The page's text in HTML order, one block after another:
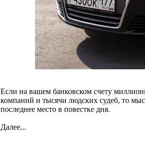
Если на вашем банковском счету
компаний и тысячи людских судеб, то
последнее место в повестке дня.
Далее...